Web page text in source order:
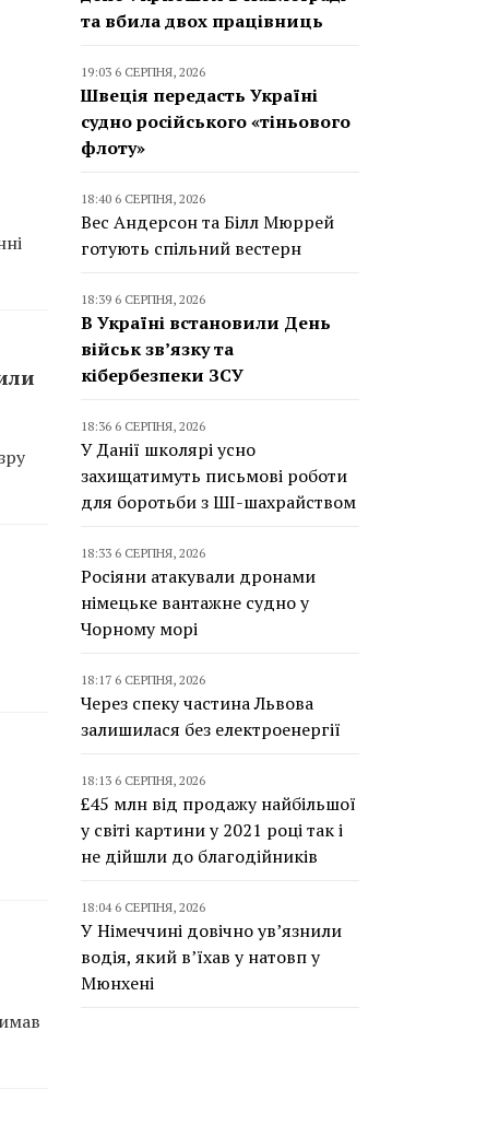
та вбила двох працівниць
19:03 6 СЕРПНЯ, 2026
Швеція передасть Україні
судно російського «тіньового
флоту»
18:40 6 СЕРПНЯ, 2026
Вес Андерсон та Білл Мюррей
готують спільний вестерн
18:39 6 СЕРПНЯ, 2026
В Україні встановили День
військ зв’язку та
кібербезпеки ЗСУ
18:36 6 СЕРПНЯ, 2026
У Данії школярі усно
захищатимуть письмові роботи
для боротьби з ШІ-шахрайством
18:33 6 СЕРПНЯ, 2026
Росіяни атакували дронами
німецьке вантажне судно у
Чорному морі
18:17 6 СЕРПНЯ, 2026
Через спеку частина Львова
залишилася без електроенергії
18:13 6 СЕРПНЯ, 2026
£45 млн від продажу найбільшої
у світі картини у 2021 році так і
не дійшли до благодійників
18:04 6 СЕРПНЯ, 2026
У Німеччині довічно ув’язнили
водія, який в’їхав у натовп у
Мюнхені